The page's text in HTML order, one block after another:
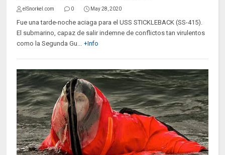
elSnorkel.com 0 May 28, 2020
Fue una tarde-noche aciaga para el USS STICKLEBACK (SS-415).
El submarino, capaz de salir indemne de conflictos tan virulentos
como la Segunda Gu... +Info